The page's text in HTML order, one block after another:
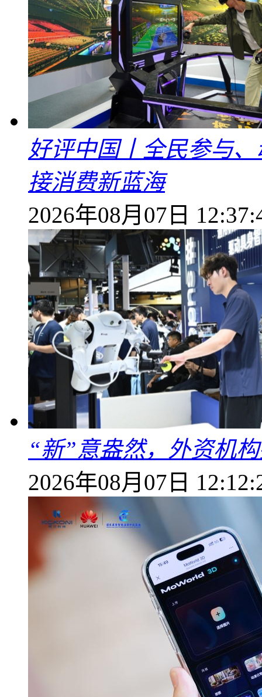
好评中国丨全民参与
接消费新蓝海
2026年08月07日
“新”意盎然，外资机
2026年08月07日